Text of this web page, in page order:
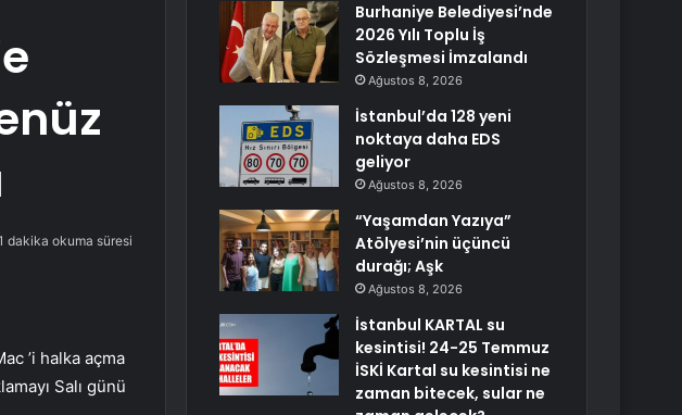
dakika okuma süresi
’i halka açma
Salı günü
Burhaniye Belediyesi’nde
2026 Yılı Toplu İş
Sözleşmesi İmzalandı
Ağustos 8, 2026
İstanbul’da 128 yeni
noktaya daha EDS
geliyor
Ağustos 8, 2026
“Yaşamdan Yazıya”
Atölyesi’nin üçüncü
durağı; Aşk
Ağustos 8, 2026
İstanbul KARTAL su
kesintisi! 24-25 Temmuz
İSKİ Kartal su kesintisi ne
zaman bitecek, sular ne